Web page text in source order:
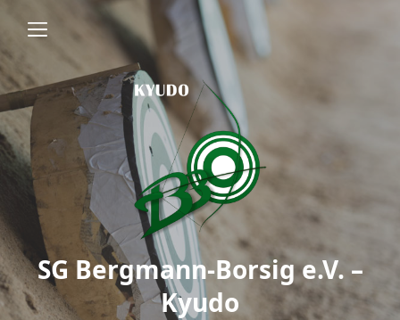
SG Bergmann-Borsig e.V. –
Kyudo